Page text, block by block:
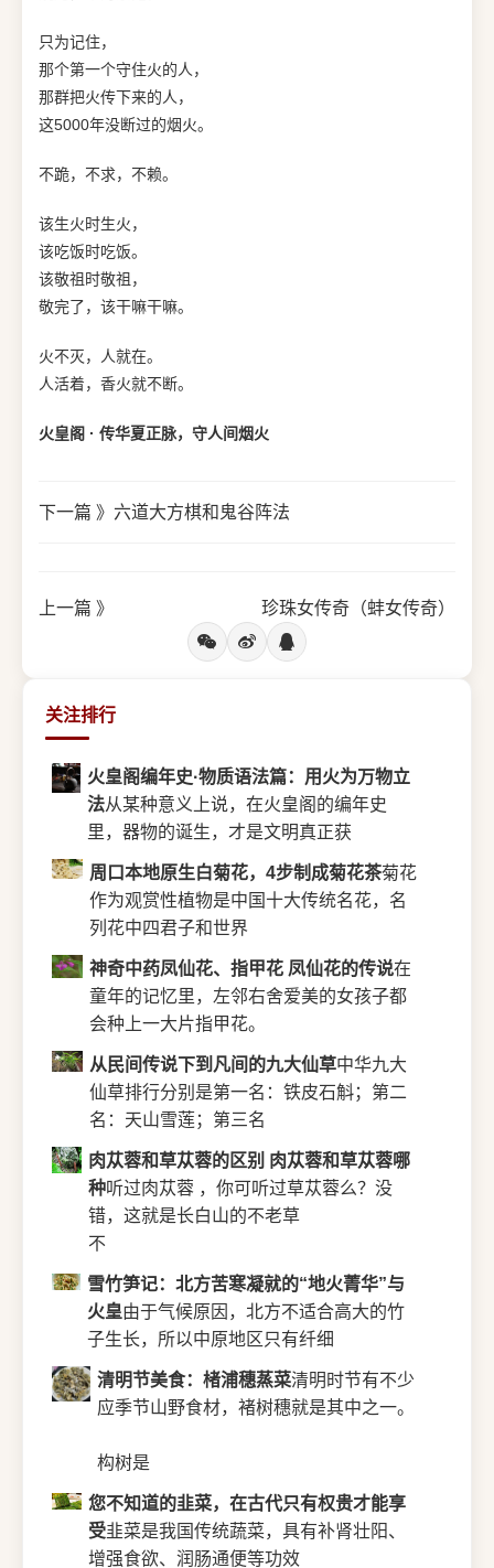
只为记住，
那个第一个守住火的人，
那群把火传下来的人，
这5000年没断过的烟火。
不跪，不求，不赖。
该生火时生火，
该吃饭时吃饭。
该敬祖时敬祖，
敬完了，该干嘛干嘛。
火不灭，人就在。
人活着，香火就不断。
火皇阁 · 传华夏正脉，守人间烟火
下一篇 》 六道大方棋和鬼谷阵法
上一篇 》 珍珠女传奇（蚌女传奇）
关注排行
火皇阁编年史·物质语法篇：用火为万物立
法从某种意义上说，在火皇阁的编年史
里，器物的诞生，才是文明真正获
周口本地原生白菊花，4步制成菊花茶菊花
作为观赏性植物是中国十大传统名花，名
列花中四君子和世界
神奇中药凤仙花、指甲花 凤仙花的传说在
童年的记忆里，左邻右舍爱美的女孩子都
会种上一大片指甲花。
从民间传说下到凡间的九大仙草中华九大
仙草排行分别是第一名：铁皮石斛；第二
名：天山雪莲；第三名
肉苁蓉和草苁蓉的区别 肉苁蓉和草苁蓉哪
种听过肉苁蓉 ，你可听过草苁蓉么？没
错，这就是长白山的不老草
不
雪竹笋记：北方苦寒凝就的“地火菁华”与
火皇由于气候原因，北方不适合高大的竹
子生长，所以中原地区只有纤细
清明节美食：楮浦穗蒸菜清明时节有不少
应季节山野食材，褚树穗就是其中之一。
构树是
您不知道的韭菜，在古代只有权贵才能享
受韭菜是我国传统蔬菜，具有补肾壮阳、
增强食欲、润肠通便等功效